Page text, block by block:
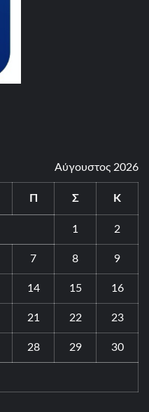
Αύγουστος 2026
Π Σ Κ
1 2
7 8 9
14 15 16
21 22 23
28 29 30